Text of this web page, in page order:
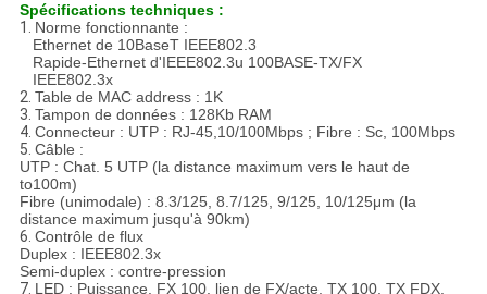
Spécifications techniques :
1. Norme fonctionnante :
Ethernet de 10BaseT IEEE802.3
Rapide-Ethernet d'IEEE802.3u 100BASE-TX/FX
IEEE802.3x
2. Table de MAC address : 1K
3. Tampon de données : 128Kb RAM
4. Connecteur : UTP : RJ-45,10/100Mbps ; Fibre : Sc, 100Mbps
5. Câble :
UTP : Chat. 5 UTP (la distance maximum vers le haut de
to100m)
Fibre (unimodale) : 8.3/125, 8.7/125, 9/125, 10/125μm (la
distance maximum jusqu'à 90km)
6. Contrôle de flux
Duplex : IEEE802.3x
Semi-duplex : contre-pression
7. LED : Puissance, FX 100, lien de FX/acte, TX 100, TX FDX,